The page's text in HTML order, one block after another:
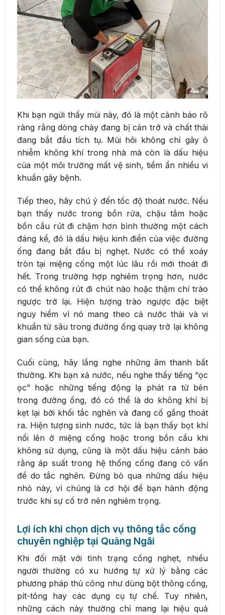
Khi bạn ngửi thấy mùi này, đó là một cảnh báo rõ
ràng rằng dòng chảy đang bị cản trở và chất thải
đang bắt đầu tích tụ. Mùi hôi không chỉ gây ô
nhiễm không khí trong nhà mà còn là dấu hiệu
của một môi trường mất vệ sinh, tiềm ẩn nhiều vi
khuẩn gây bệnh.
Tiếp theo, hãy chú ý đến tốc độ thoát nước. Nếu
bạn thấy nước trong bồn rửa, chậu tắm hoặc
bồn cầu rút đi chậm hơn bình thường một cách
đáng kể, đó là dấu hiệu kinh điển của việc đường
ống đang bắt đầu bị nghẹt. Nước có thể xoáy
tròn tại miệng cống một lúc lâu rồi mới thoát đi
hết. Trong trường hợp nghiêm trọng hơn, nước
có thể không rút đi chút nào hoặc thậm chí trào
ngược trở lại. Hiện tượng trào ngược đặc biệt
nguy hiểm vì nó mang theo cả nước thải và vi
khuẩn từ sâu trong đường ống quay trở lại không
gian sống của bạn.
Cuối cùng, hãy lắng nghe những âm thanh bất
thường. Khi bạn xả nước, nếu nghe thấy tiếng “ọc
ọc” hoặc những tiếng động lạ phát ra từ bên
trong đường ống, đó có thể là do không khí bị
kẹt lại bởi khối tắc nghẽn và đang cố gắng thoát
ra. Hiện tượng sình nước, tức là bạn thấy bọt khí
nổi lên ở miệng cống hoặc trong bồn cầu khi
không sử dụng, cũng là một dấu hiệu cảnh báo
rằng áp suất trong hệ thống cống đang có vấn
đề do tắc nghẽn. Đừng bỏ qua những dấu hiệu
nhỏ này, vì chúng là cơ hội để bạn hành động
trước khi sự cố trở nên nghiêm trọng.
Lợi ích khi chọn dịch vụ thông tắc cống
chuyên nghiệp tại Quảng Ngãi
Khi đối mặt với tình trạng cống nghẹt, nhiều
người thường có xu hướng tự xử lý bằng các
phương pháp thủ công như dùng bột thông cống,
pít-tông hay các dụng cụ tự chế. Tuy nhiên,
những cách này thường chỉ mang lại hiệu quả